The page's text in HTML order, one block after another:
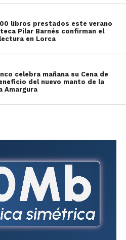
libros prestados este verano
Pilar Barnés confirman el
en Lorca
celebra mañana su Cena de
del nuevo manto de la
Amargura